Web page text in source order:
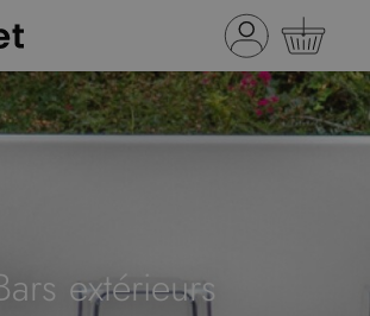
extérieurs